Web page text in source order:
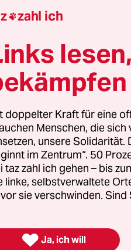
vor allem diese
nichts und niemanden.
„und die
in Lech, dem
vor der Nase von
dran, kein Name an
Und bei
zahl ich
doppelter Kraft für eine
Menschen, die
unsere Solidarität.
im Zentrum“. 50
taz zahl ich gehen – bis
linke, selbstverwaltete
sie verschwinden. Sind
 Ja, ich will